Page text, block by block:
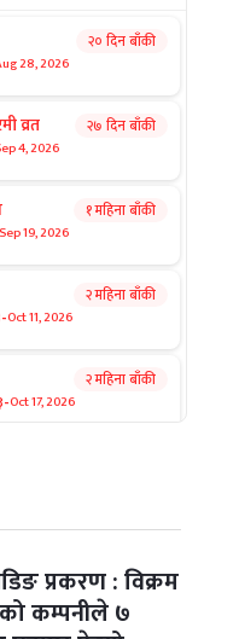
28, 2026
२० दिन बाँकी
व्रत
4, 2026
२७ दिन बाँकी
Sep 19, 2026
१ महिना बाँकी
-Oct 11, 2026
२ महिना बाँकी
-Oct 17, 2026
२ महिना बाँकी
-Oct 20, 2026
२ महिना बाँकी
प्रकरण : विक्रम
कम्पनीले ७